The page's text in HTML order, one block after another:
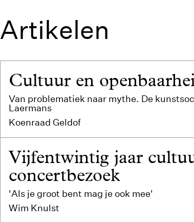
Artikelen
Cultuur en
Van problematiek naar mythe. De
Laermans
Koenraad Geldof
Vijfentwintig jaar
concertbezoek
'Als je groot bent mag je ook mee'
Wim Knulst